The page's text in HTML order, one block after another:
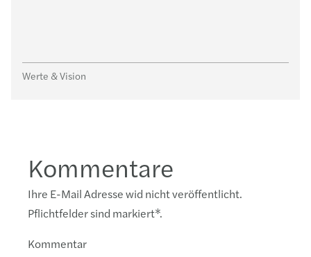
Werte & Vision
Kommentare
Ihre E-Mail Adresse wid nicht veröffentlicht.
Pflichtfelder sind markiert*.
Kommentar